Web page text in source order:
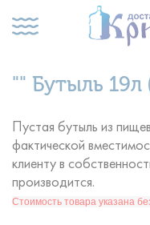
"" Бутыль
Пустая бутыль из
фактической
клиенту в
Стоимость товара указана